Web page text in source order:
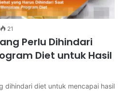
21
Perlu Dihindari
Diet untuk Hasil
dihindari diet untuk mencapai hasil